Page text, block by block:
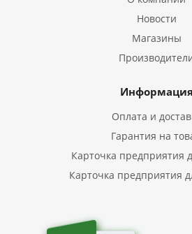
Новости
Магазины
Информация
Оплата и
Гарантия на
Карточка предприятия
Карточка предприятия